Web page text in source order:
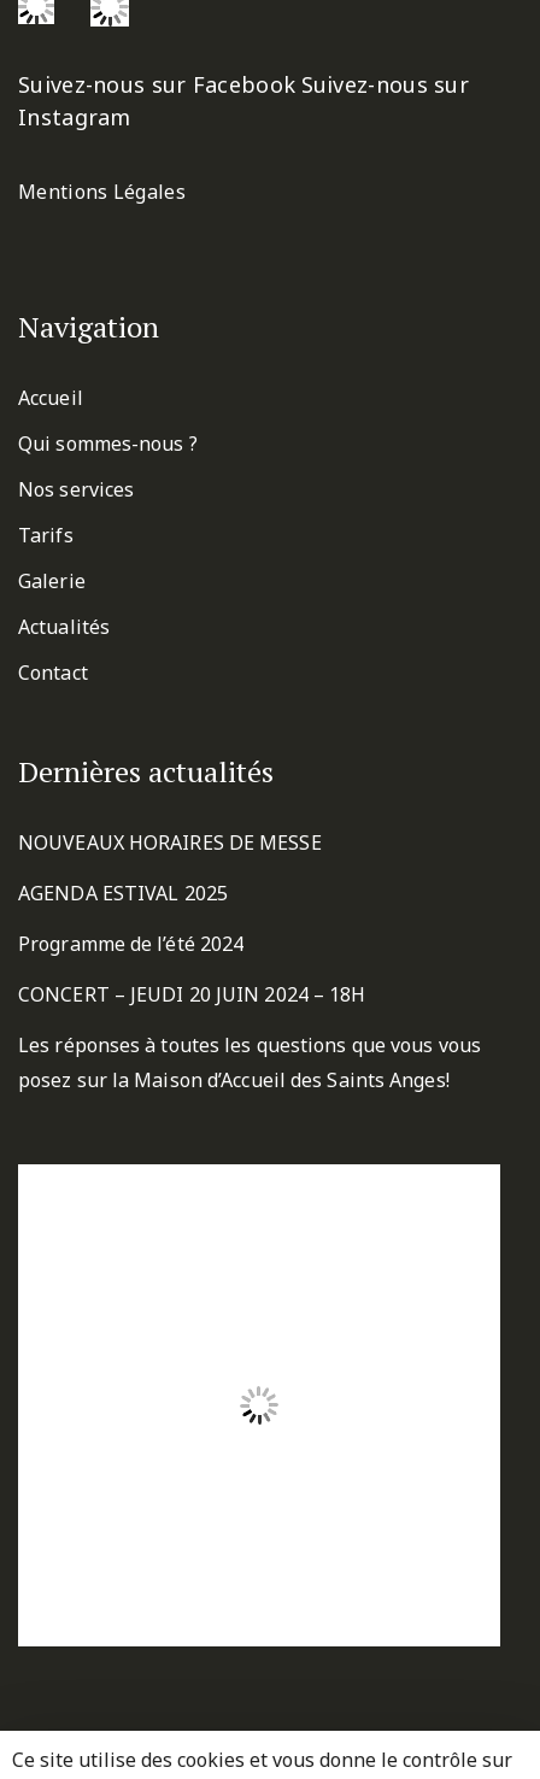
Suivez-nous sur Facebook Suivez-nous sur
Instagram
Mentions Légales
Navigation
Accueil
Qui sommes-nous ?
Nos services
Tarifs
Galerie
Actualités
Contact
Dernières actualités
NOUVEAUX HORAIRES DE MESSE
AGENDA ESTIVAL 2025
Programme de l’été 2024
CONCERT – JEUDI 20 JUIN 2024 – 18H
Les réponses à toutes les questions que vous vous
posez sur la Maison d’Accueil des Saints Anges!
Ce site utilise des cookies et vous donne le contrôle sur